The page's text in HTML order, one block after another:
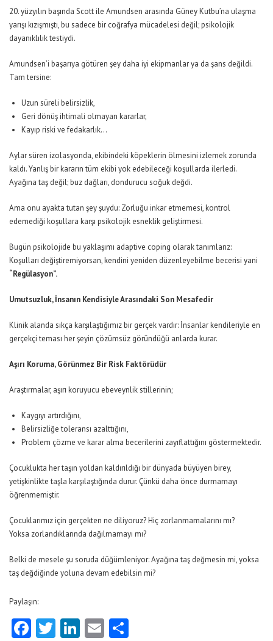
20. yüzyılın başında Scott ile Amundsen arasında Güney Kutbu’na ulaşma
yarışı kızışmıştı, bu sadece bir coğrafya mücadelesi değil; psikolojik
dayanıklılık testiydi.
Amundsen’i başarıya götüren şey daha iyi ekipmanlar ya da şans değildi.
Tam tersine:
Uzun süreli belirsizlik,
Geri dönüş ihtimali olmayan kararlar,
Kayıp riski ve fedakarlık…
Aylar süren izolasyonda, ekibindeki köpeklerin ölmesini izlemek zorunda
kaldı. Yanlış bir kararın tüm ekibi yok edebileceği koşullarda ilerledi.
Ayağına taş değil; buz dağları, dondurucu soğuk değdi.
Ama onu ayakta tutan şey şuydu: Zorluğu inkar etmemesi, kontrol
edemediği koşullara karşı psikolojik esneklik geliştirmesi.
Bugün psikolojide bu yaklaşımı adaptive coping olarak tanımlarız:
Koşulları değiştiremiyorsan, kendini yeniden düzenleyebilme becerisi yani
“Regülasyon”.
Umutsuzluk, İnsanın Kendisiyle Arasındaki Son Mesafedir
Klinik alanda sıkça karşılaştığımız bir gerçek vardır: İnsanlar kendileriyle en
gerçekçi teması her şeyin çözümsüz göründüğü anlarda kurar.
Aşırı Koruma, Görünmez Bir Risk Faktörüdür
Araştırmalar, aşırı koruyucu ebeveynlik stillerinin;
Kaygıyı artırdığını,
Belirsizliğe toleransı azalttığını,
Problem çözme ve karar alma becerilerini zayıflattığını göstermektedir.
Çocuklukta her taşın yoldan kaldırıldığı bir dünyada büyüyen birey,
yetişkinlikte taşla karşılaştığında durur. Çünkü daha önce durmamayı
öğrenmemiştir.
Çocuklarımız için gerçekten ne diliyoruz? Hiç zorlanmamalarını mı?
Yoksa zorlandıklarında dağılmamayı mı?
Belki de mesele şu soruda düğümleniyor: Ayağına taş değmesin mi, yoksa
taş değdiğinde yoluna devam edebilsin mi?
Paylaşın:
Facebook
Twitter
LinkedIn
Email